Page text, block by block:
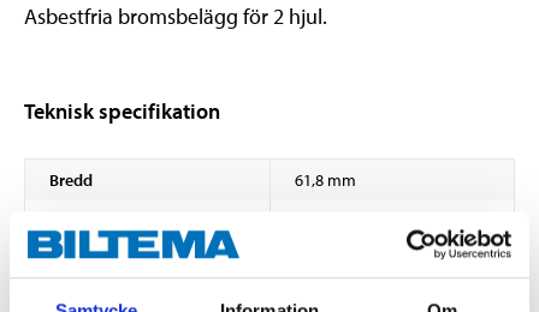
Asbestfria bromsbelägg för 2 hjul.
Teknisk specifikation
Bredd
61,8 mm
Tjocklek
Broms
ATE-TEVES